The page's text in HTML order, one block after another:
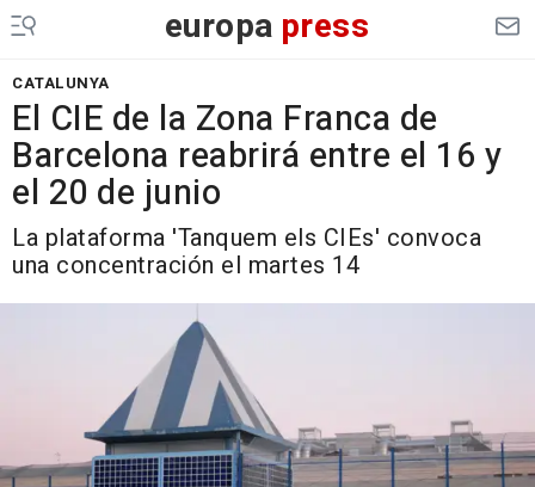
europa press
CATALUNYA
El CIE de la Zona Franca de
Barcelona reabrirá entre el 16 y
el 20 de junio
La plataforma 'Tanquem els CIEs' convoca
una concentración el martes 14